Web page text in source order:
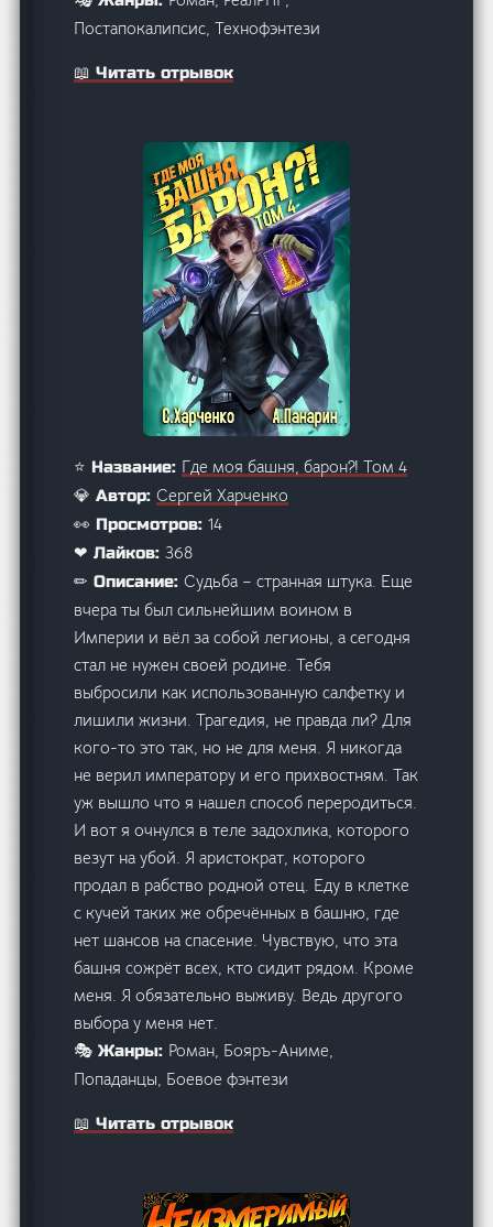
Постапокалипсис, Технофэнтези
📖 Читать отрывок
⭐ Название: Где моя башня, барон?! Том 4
💎 Автор:Сергей Харченко
👀 Просмотров:14
❤ Лайков:368
✏ Описание:Судьба – странная штука. Еще
вчера ты был сильнейшим воином в
Империи и вёл за собой легионы, а сегодня
стал не нужен своей родине. Тебя
выбросили как использованную салфетку и
лишили жизни. Трагедия, не правда ли? Для
кого-то это так, но не для меня. Я никогда
не верил императору и его прихвостням. Так
уж вышло что я нашел способ переродиться.
И вот я очнулся в теле задохлика, которого
везут на убой. Я аристократ, которого
продал в рабство родной отец. Еду в клетке
с кучей таких же обречённых в башню, где
нет шансов на спасение. Чувствую, что эта
башня сожрёт всех, кто сидит рядом. Кроме
меня. Я обязательно выживу. Ведь другого
выбора у меня нет.
🎭 Жанры: Роман, Бояръ-Аниме,
Попаданцы, Боевое фэнтези
📖 Читать отрывок